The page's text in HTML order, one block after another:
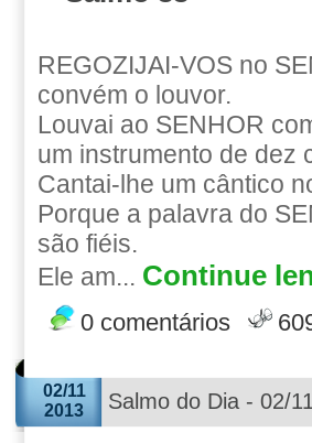
REGOZIJAI-VOS no
convém o louvor.
Louvai ao SENHOR
um instrumento de dez
Cantai-lhe um cântico
Porque a palavra do
são fiéis.
Ele am... Continue
0 comentários
02/11
2013
Salmo do Dia - 02/